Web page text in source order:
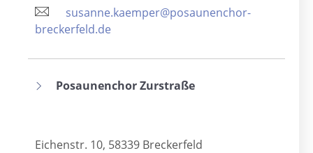
susanne.kaemper@posaunenchor-
breckerfeld.de
Posaunenchor Zurstraße
Eichenstr. 10, 58339 Breckerfeld